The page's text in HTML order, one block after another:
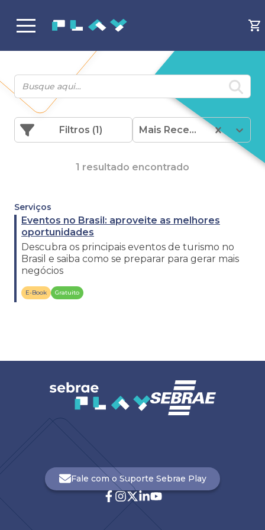
Filtros (1) Mais Recentes
1 resultado encontrado
Serviços
Eventos no Brasil: aproveite as melhores
oportunidades
Descubra os principais eventos de turismo no
Brasil e saiba como se preparar para gerar mais
negócios
E-Book Gratuito
Fale com o Suporte Sebrae Play